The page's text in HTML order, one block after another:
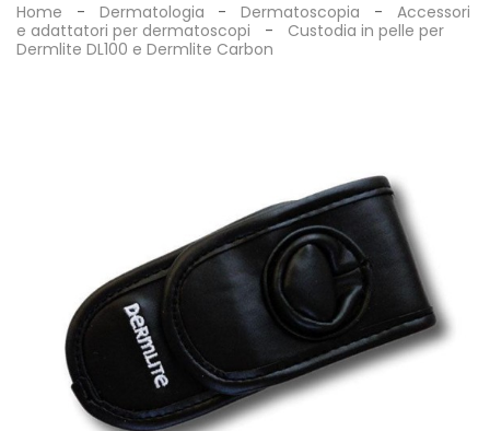
Home Dermatologia Dermatoscopia
Accessori
e adattatori per dermatoscopi
Custodia in pelle per
Dermlite DL100 e Dermlite Carbon